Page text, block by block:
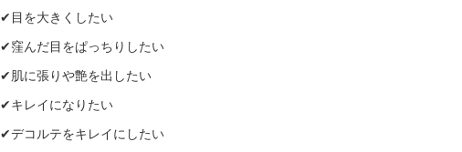
✔︎目を大きくしたい
✔︎窪んだ目をぱっちりしたい
✔︎肌に張りや艶を出したい
✔︎キレイになりたい
✔︎デコルテをキレイにしたい